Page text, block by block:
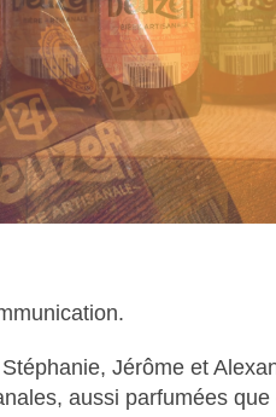
Jérôme et
aussi parfumées